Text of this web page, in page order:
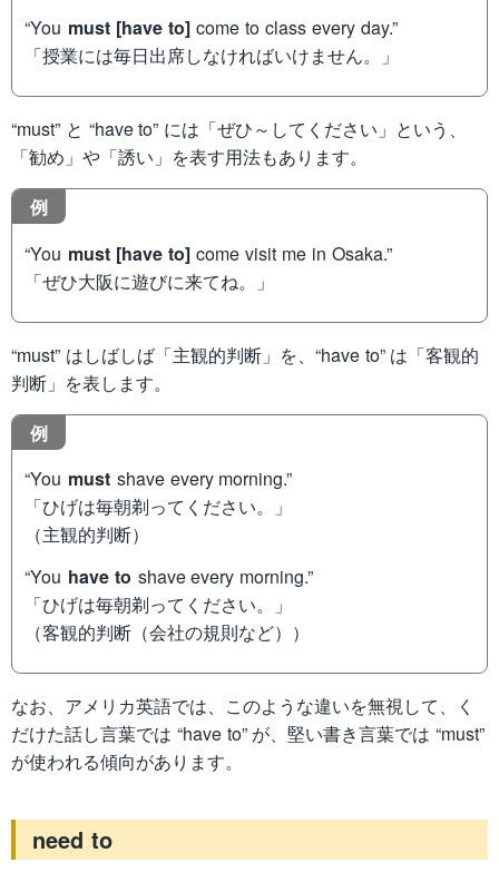
“You must [have to] come to class every day.”
「授業には毎日出席しなければいけません。」
“must” と “have to” には「ぜひ～してください」という、
「勧め」や「誘い」を表す用法もあります。
例
“You must [have to] come visit me in Osaka.”
「ぜひ大阪に遊びに来てね。」
“must” はしばしば「主観的判断」を、“have to” は「客観的
判断」を表します。
例
“You must shave every morning.”
「ひげは毎朝剃ってください。」
（主観的判断）
“You have to shave every morning.”
「ひげは毎朝剃ってください。」
（客観的判断（会社の規則など））
なお、アメリカ英語では、このような違いを無視して、く
だけた話し言葉では “have to” が、堅い書き言葉では “must”
が使われる傾向があります。
need to